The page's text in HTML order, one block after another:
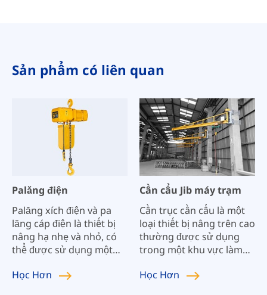
Sản phẩm có liên quan
Palăng điện
Palăng xích điện và pa
lăng cáp điện là thiết bị
nâng hạ nhẹ và nhỏ, có
thể được sử dụng một
cần trục xà đơn, cầu trục,
Học Hơn
Cần cẩu Jib máy trạm
Cần trục cần cẩu là một
loại thiết bị nâng trên cao
thường được sử dụng
trong một khu vực làm
nhiệm vụ nâng lặp đi lặp
Học Hơn